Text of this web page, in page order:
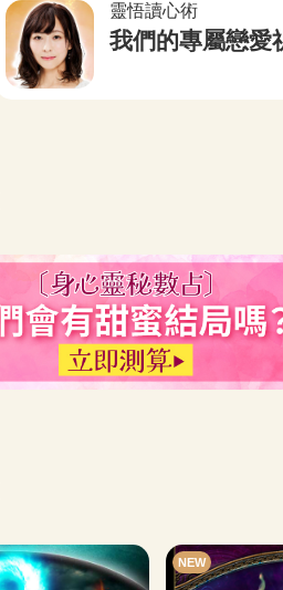
靈悟讀心術
我們的專屬戀愛
NEW